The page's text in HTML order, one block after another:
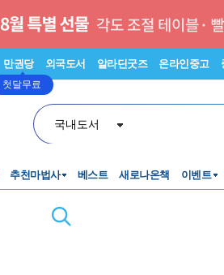
만권당
첫달무료
외국도서 알라딘굿즈 온라인중고
국내도서
추천마법사 베스트 새로나온책 이벤트